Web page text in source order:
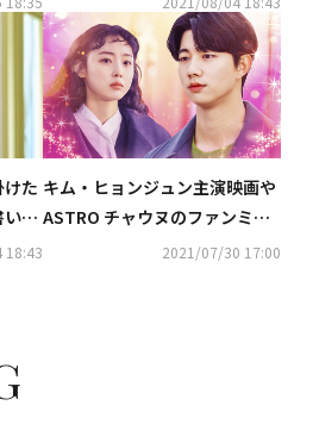
に！応募はTwitterをフォロー
＆リツイート
けた
て
・ド
18:43
キム・ヒョンジュン主演映画や
ASTRO チャウヌのファンミ
も！日本初放送ドラマから人気
2021/07/30 17:00